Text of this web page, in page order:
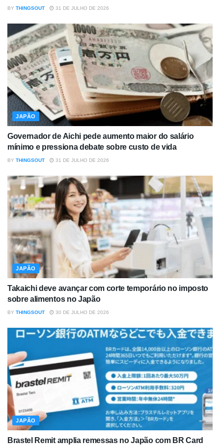
BY THINGSOUT 31 DE JULHO DE 2026
JAPÃO
Governador de Aichi pede aumento maior do salário
mínimo e pressiona debate sobre custo de vida
BY THINGSOUT 31 DE JULHO DE 2026
JAPÃO
Takaichi deve avançar com corte temporário no imposto
sobre alimentos no Japão
BY THINGSOUT 30 DE JULHO DE 2026
JAPÃO
Brastel Remit amplia remessas no Japão com BR Card